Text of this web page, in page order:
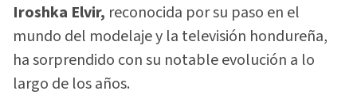
Iroshka Elvir, reconocida por su paso en el
mundo del modelaje y la televisión hondureña,
ha sorprendido con su notable evolución a lo
largo de los años.